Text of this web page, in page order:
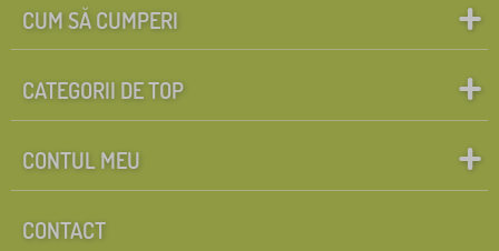
CUM SĂ CUMPERI
CATEGORII DE TOP
CONTUL MEU
CONTACT